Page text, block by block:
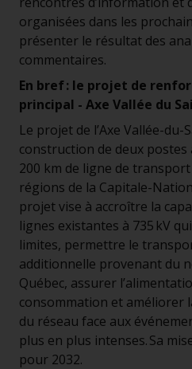
organisées dans les
présenter le résultat des
commentaires.
En bref : le projet de
principal - Axe Vallée du
Le projet de l’Axe Vallée-
construction de deux postes
200 km de ligne de
régions de la Capitale-
projet vise à accroître la
lignes existantes à 735 kV
limites, permettre le
additionnelle provenant du
Québec, assurer
consommation et améliorer
du réseau face aux
plus en plus intenses. Sa
pour 2032.